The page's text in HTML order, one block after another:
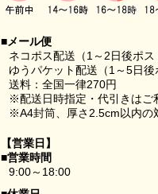
■メール便
ネコポス配送（1～2日後ポ
ゆうパケット配送（1～5日
送料：全国一律270円
※配送日時指定・代引きはご
※A4封筒、厚さ2.5cm以内の
【営業日】
■営業時間
9:00～18:00